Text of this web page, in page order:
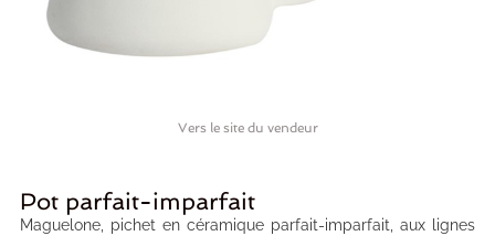
Pot parfait-imparfait
Maguelone, pichet en céramique parfait-imparfait, aux lignes
Vers le site du vendeur